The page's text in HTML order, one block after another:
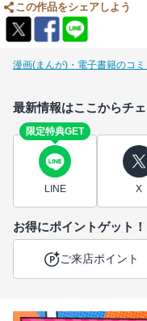
この作品をシェアしよう
漫画(まんが)・電子書籍のコ
最新情報はここからチェ
限定特典GET
LINE X
お得にポイントゲット！
ご来店ポイント